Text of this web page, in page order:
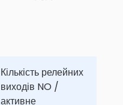
Кількість релейних
виходів NO /
активне